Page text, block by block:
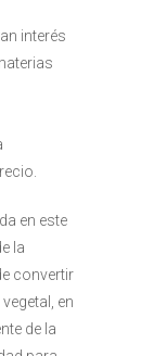
interés
en este
la
convertir
en
de la